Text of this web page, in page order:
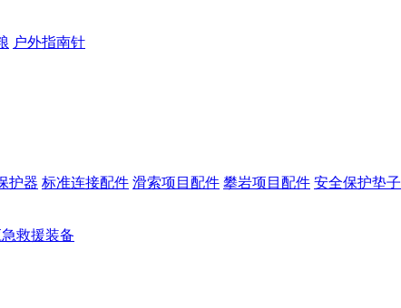
户外指南针
护器 标准连接配件 滑索项目配件 攀岩项目配件 安全保护垫子
救援装备